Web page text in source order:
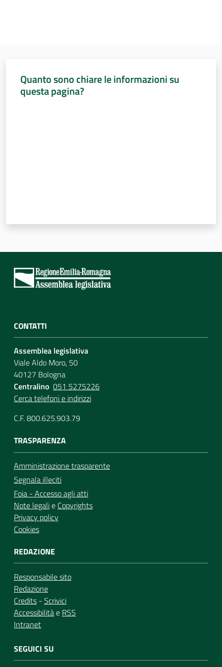
Quanto sono chiare le informazioni su
questa pagina?
CONTATTI
Assemblea legislativa
Viale Aldo Moro, 50
40127 Bologna
Centralino 051 5275226
Cerca telefoni e indirizzi
C.F. 800.625.903.79
TRASPARENZA
Amministrazione trasparente
Segnala illeciti
Foia - Accesso agli atti
Note legalie Copyrights
Privacy policy
Cookies
REDAZIONE
Responsabile sito
Redazione
Credits - Scrivici
Accessibilitàe RSS
Intranet
SEGUICI SU